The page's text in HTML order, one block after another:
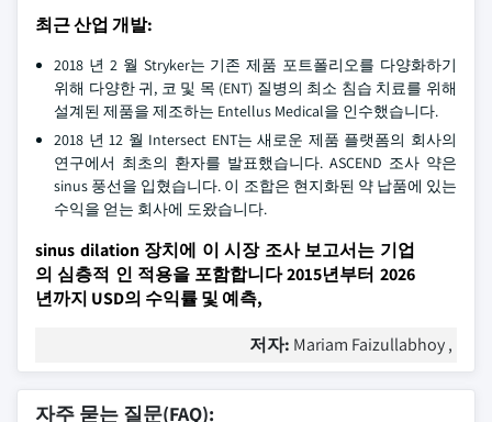
최근 산업 개발:
2018 년 2 월 Stryker는 기존 제품 포트폴리오를 다양화하기
위해 다양한 귀, 코 및 목 (ENT) 질병의 최소 침습 치료를 위해
설계된 제품을 제조하는 Entellus Medical을 인수했습니다.
2018 년 12 월 Intersect ENT는 새로운 제품 플랫폼의 회사의
연구에서 최초의 환자를 발표했습니다. ASCEND 조사 약은
sinus 풍선을 입혔습니다. 이 조합은 현지화된 약 납품에 있는
수익을 얻는 회사에 도왔습니다.
sinus dilation 장치에 이 시장 조사 보고서는 기업
의 심층적 인 적용을 포함합니다 2015년부터 2026
년까지 USD의 수익률 및 예측,
저자: Mariam Faizullabhoy ,
자주 묻는 질문(FAQ):